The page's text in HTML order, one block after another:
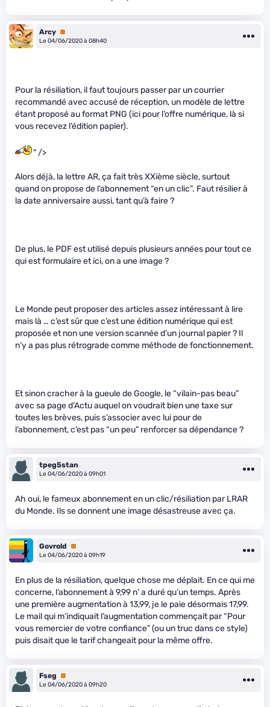
Arcy Premium
Le 04/06/2020 à 08h40
Pour la résiliation, il faut toujours passer par un courrier
recommandé avec accusé de réception, un modèle de lettre
étant proposé au format PNG (ici pour l’offre numérique, là si
vous recevez l’édition papier).
" />
Alors déjà, la lettre AR, ça fait très XXième siècle, surtout
quand on propose de l’abonnement “en un clic”. Faut résilier à
la date anniversaire aussi, tant qu’à faire ?
De plus, le PDF est utilisé depuis plusieurs années pour tout ce
qui est formulaire et ici, on a une image ?
Le Monde peut proposer des articles assez intéressant à lire
mais là … c’est sûr que c’est une édition numérique qui est
proposée et non une version scannée d’un journal papier ? Il
n’y a pas plus rétrograde comme méthode de fonctionnement.
Et sinon cracher à la gueule de Google, le “vilain-pas beau”
avec sa page d’Actu auquel on voudrait bien une taxe sur
toutes les brèves, puis s’associer avec lui pour de
l’abonnement, c’est pas “un peu” renforcer sa dépendance ?
tpeg5stan
Le 04/06/2020 à 09h01
Ah oui, le fameux abonnement en un clic/résiliation par LRAR
du Monde. Ils se donnent une image désastreuse avec ça.
Govrold
Premium
Le 04/06/2020 à 09h19
En plus de la résiliation, quelque chose me déplait. En ce qui me
concerne, l’abonnement à 9,99 n’ a duré qu’un temps. Après
une première augmentation à 13,99, je le paie désormais 17,99.
Le mail qui m’indiquait l’augmentation commençait par “Pour
vous remercier de votre confiance” (ou un truc dans ce style)
puis disait que le tarif changeait pour la même offre.
Fseg
Premium
Le 04/06/2020 à 09h20